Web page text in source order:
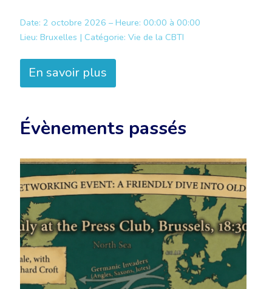
Date: 2 octobre 2026 – Heure: 00:00 à 00:00
Lieu: Bruxelles | Catégorie: Vie de la CBTI
En savoir plus
Évènements passés